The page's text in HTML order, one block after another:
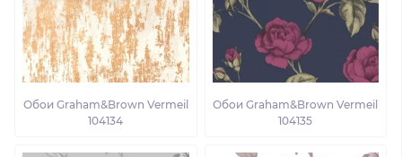
Обои Graham&Brown Vermeil
104134
Обои Graham&Brown Vermeil
104135